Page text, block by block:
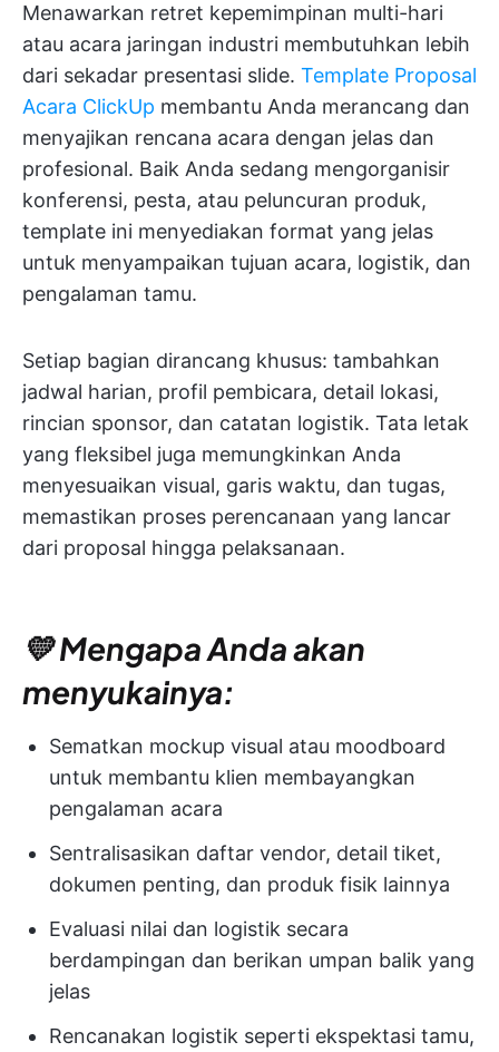
Menawarkan retret kepemimpinan multi-hari
atau acara jaringan industri membutuhkan lebih
dari sekadar presentasi slide. Template Proposal
Acara ClickUp membantu Anda merancang dan
menyajikan rencana acara dengan jelas dan
profesional. Baik Anda sedang mengorganisir
konferensi, pesta, atau peluncuran produk,
template ini menyediakan format yang jelas
untuk menyampaikan tujuan acara, logistik, dan
pengalaman tamu.
Setiap bagian dirancang khusus: tambahkan
jadwal harian, profil pembicara, detail lokasi,
rincian sponsor, dan catatan logistik. Tata letak
yang fleksibel juga memungkinkan Anda
menyesuaikan visual, garis waktu, dan tugas,
memastikan proses perencanaan yang lancar
dari proposal hingga pelaksanaan.
💛 Mengapa Anda akan
menyukainya:
Sematkan mockup visual atau moodboard
untuk membantu klien membayangkan
pengalaman acara
Sentralisasikan daftar vendor, detail tiket,
dokumen penting, dan produk fisik lainnya
Evaluasi nilai dan logistik secara
berdampingan dan berikan umpan balik yang
jelas
Rencanakan logistik seperti ekspektasi tamu,